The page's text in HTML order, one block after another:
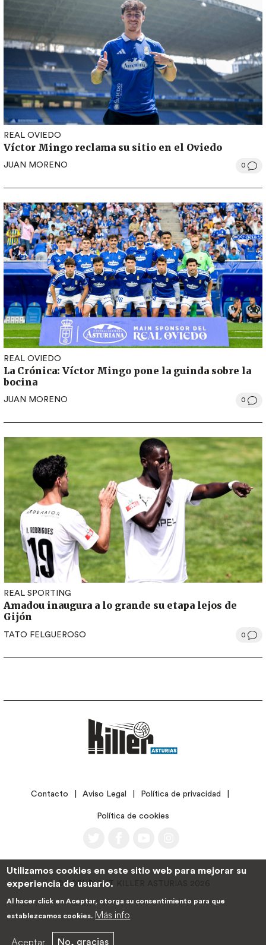
REAL OVIEDO
Víctor Mingo reclama su sitio en el Oviedo
JUAN MORENO 0
REAL OVIEDO
La Crónica: Víctor Mingo pone la guinda sobre la
bocina
JUAN MORENO 0
REAL SPORTING
Amadou inaugura a lo grande su etapa lejos de
Gijón
TATO FELGUEROSO 0
LEGALContacto Aviso Legal Política de privacidad
Política de cookies
©COPYRIGHT KILLER ASTURIAS 2026
Utilizamos cookies en este sitio web para mejorar su
experiencia de usuario.
Al hacer click en Aceptar, otorga su consentimiento para que
establezcamos cookies. Más info
Aceptar No, gracias